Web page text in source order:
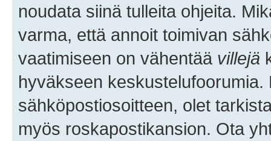
noudata siinä tulleita ohjeita.
varma, että annoit toimivan
vaatimiseen on vähentää villejä
hyväkseen
sähköpostiosoitteen, olet
myös roskapostikansion. Ota